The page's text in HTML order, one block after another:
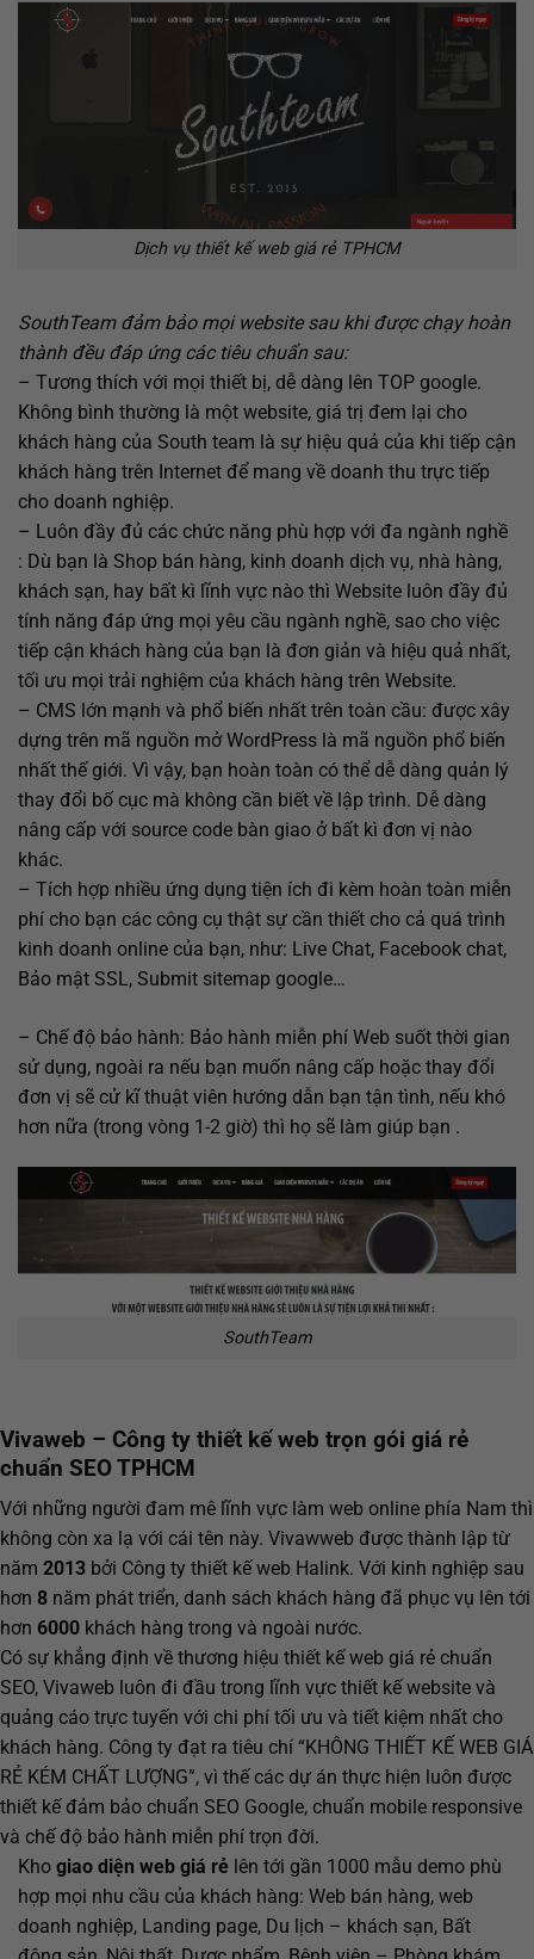
Dịch vụ thiết kế web giá rẻ TPHCM
SouthTeam đảm bảo mọi website sau khi được chạy hoàn
thành đều đáp ứng các tiêu chuẩn sau:
– Tương thích với mọi thiết bị, dễ dàng lên TOP google.
Không bình thường là một website, giá trị đem lại cho
khách hàng của South team là sự hiệu quả của khi tiếp cận
khách hàng trên Internet để mang về doanh thu trực tiếp
cho doanh nghiệp.
– Luôn đầy đủ các chức năng phù hợp với đa ngành nghề
: Dù bạn là Shop bán hàng, kinh doanh dịch vụ, nhà hàng,
khách sạn, hay bất kì lĩnh vực nào thì Website luôn đầy đủ
tính năng đáp ứng mọi yêu cầu ngành nghề, sao cho việc
tiếp cận khách hàng của bạn là đơn giản và hiệu quả nhất,
tối ưu mọi trải nghiệm của khách hàng trên Website.
– CMS lớn mạnh và phổ biến nhất trên toàn cầu: được xây
dựng trên mã nguồn mở WordPress là mã nguồn phổ biến
nhất thế giới. Vì vậy, bạn hoàn toàn có thể dễ dàng quản lý
thay đổi bố cục mà không cần biết về lập trình. Dễ dàng
nâng cấp với source code bàn giao ở bất kì đơn vị nào
khác.
– Tích hợp nhiều ứng dụng tiện ích đi kèm hoàn toàn miễn
phí cho bạn các công cụ thật sự cần thiết cho cả quá trình
kinh doanh online của bạn, như: Live Chat, Facebook chat,
Bảo mật SSL, Submit sitemap google…
– Chế độ bảo hành: Bảo hành miễn phí Web suốt thời gian
sử dụng, ngoài ra nếu bạn muốn nâng cấp hoặc thay đổi
đơn vị sẽ cử kĩ thuật viên hướng dẫn bạn tận tình, nếu khó
hơn nữa (trong vòng 1-2 giờ) thì họ sẽ làm giúp bạn .
SouthTeam
Vivaweb – Công ty thiết kế web trọn gói giá rẻ
chuẩn SEO TPHCM
Với những người đam mê lĩnh vực làm web online phía Nam thì
không còn xa lạ với cái tên này. Vivawweb được thành lập từ
năm 2013 bởi Công ty thiết kế web Halink. Với kinh nghiệp sau
hơn 8 năm phát triển, danh sách khách hàng đã phục vụ lên tới
hơn 6000 khách hàng trong và ngoài nước.
Có sự khẳng định về thương hiệu thiết kế web giá rẻ chuẩn
SEO, Vivaweb luôn đi đầu trong lĩnh vực thiết kế website và
quảng cáo trực tuyến với chi phí tối ưu và tiết kiệm nhất cho
khách hàng. Công ty đạt ra tiêu chí “KHÔNG THIẾT KẾ WEB GIÁ
RẺ KÉM CHẤT LƯỢNG”, vì thế các dự án thực hiện luôn được
thiết kế đảm bảo chuẩn SEO Google, chuẩn mobile responsive
và chế độ bảo hành miễn phí trọn đời.
Kho giao diện web giá rẻ lên tới gần 1000 mẫu demo phù
hợp mọi nhu cầu của khách hàng: Web bán hàng, web
doanh nghiệp, Landing page, Du lịch – khách sạn, Bất